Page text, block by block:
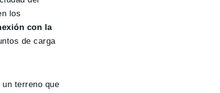
los
con la
de carga
terreno que